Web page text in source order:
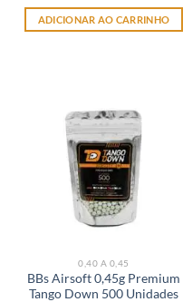
ADICIONAR AO CARRINHO
0,40 A 0,45
BBs Airsoft 0,45g Premium
Tango Down 500 Unidades